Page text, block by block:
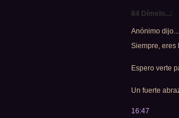
84 Dímelo...:
Anónimo dijo...
Siempre, eres
Espero verte
Un fuerte
16:47